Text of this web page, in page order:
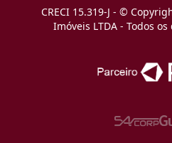
CRECI 15.319-J - ©
Imóveis LTDA - Todos